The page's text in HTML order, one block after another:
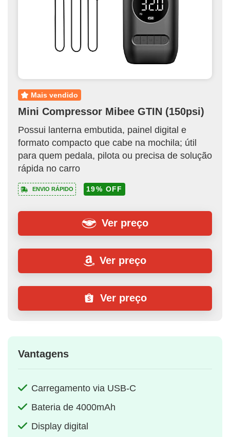
mais vendido
Mini Compressor Mibee GTIN (150psi)
Possui lanterna embutida, painel digital e
formato compacto que cabe na mochila; útil
para quem pedala, pilota ou precisa de solução
rápida no carro
ENVIO RÁPIDO 19% OFF
Ver preço
Ver preço
Ver preço
Vantagens
Carregamento via USB-C
Bateria de 4000mAh
Display digital